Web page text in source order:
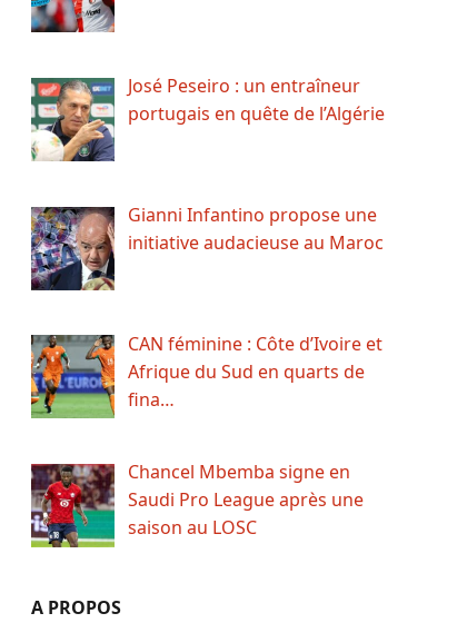
José Peseiro : un entraîneur
portugais en quête de l’Algérie
Gianni Infantino propose une
initiative audacieuse au Maroc
CAN féminine : Côte d’Ivoire et
Afrique du Sud en quarts de
fina…
Chancel Mbemba signe en
Saudi Pro League après une
saison au LOSC
A PROPOS